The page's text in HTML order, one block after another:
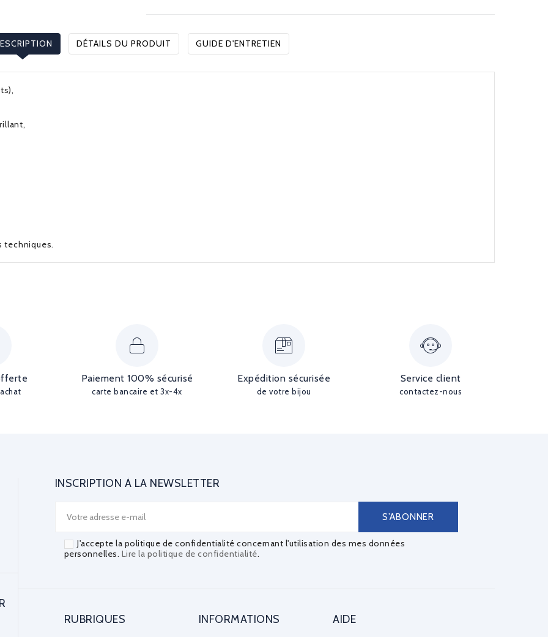
DÉTAILS DU PRODUIT GUIDE D'ENTRETIEN
techniques.
Paiement 100% sécurisé
carte bancaire et 3x-4x
Expédition sécurisée
de votre bijou
Service client
contactez-nous
INSCRIPTION À LA NEWSLETTER
J'accepte la politique de confidentialité concernant l'utilisation des mes données
personnelles. Lire la politique de confidentialité.
RUBRIQUES INFORMATIONS AIDE